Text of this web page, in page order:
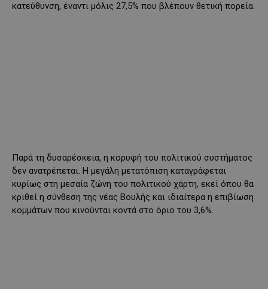
κατεύθυνση, έναντι μόλις 27,5% που βλέπουν θετική πορεία.
Παρά τη δυσαρέσκεια, η κορυφή του πολιτικού συστήματος
δεν ανατρέπεται. Η μεγάλη μετατόπιση καταγράφεται
κυρίως στη μεσαία ζώνη του πολιτικού χάρτη, εκεί όπου θα
κριθεί η σύνθεση της νέας Βουλής και ιδιαίτερα η επιβίωση
κομμάτων που κινούνται κοντά στο όριο του 3,6%.